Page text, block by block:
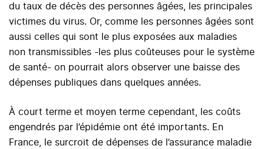
du taux de décès des personnes âgées, les principales
victimes du virus. Or, comme les personnes âgées sont
aussi celles qui sont le plus exposées aux maladies
non transmissibles -les plus coûteuses pour le système
de santé- on pourrait alors observer une baisse des
dépenses publiques dans quelques années.
À court terme et moyen terme cependant, les coûts
engendrés par l’épidémie ont été importants. En
France, le surcroit de dépenses de l’assurance maladie